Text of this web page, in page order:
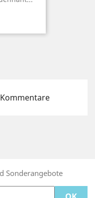
Sonderangebote